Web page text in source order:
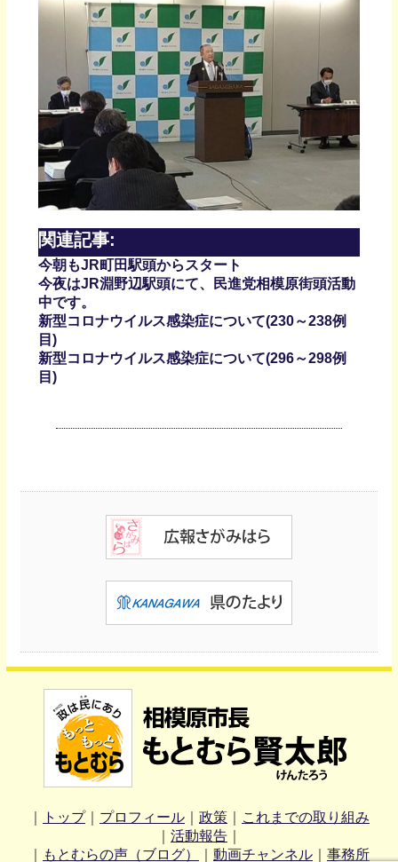
関連記事:
今朝もJR町田駅頭からスタート
今夜はJR淵野辺駅頭にて、民進党相模原街頭活動
中です。
新型コロナウイルス感染症について(230～238例
目)
新型コロナウイルス感染症について(296～298例
目)
トップ｜ プロフィール｜ 政策｜
これまでの取り組み
活動報告｜
もとむらの声（ブログ） 動画チャンネル｜ 事務所